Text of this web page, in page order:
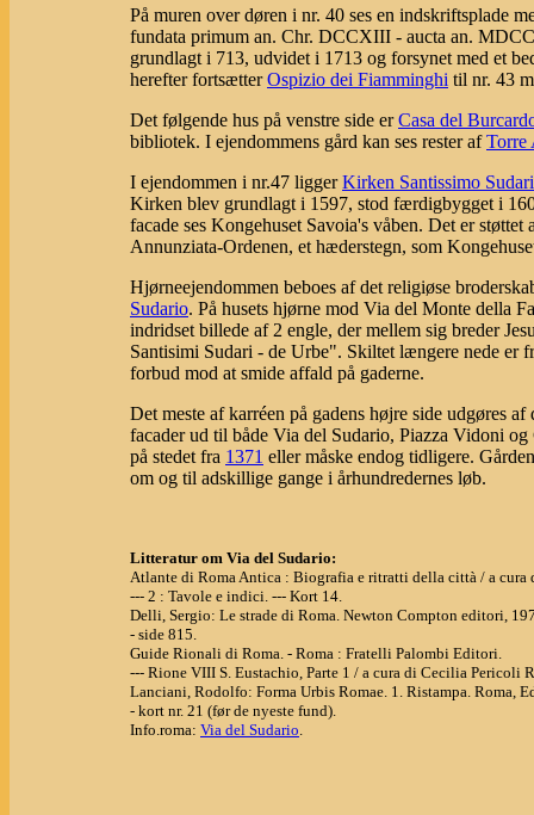
På muren over døren i nr. 40 ses en indskriftsplade
fundata primum an. Chr. DCCXIII - aucta an.
grundlagt i 713, udvidet i 1713 og forsynet med et
herefter fortsætterOspizio dei Fiamminghi til nr. 43
Det følgende hus på venstre side erCasa del
bibliotek. I ejendommens gård kan ses rester afTorre
I ejendommen i nr.47 liggerKirken Santissimo
Kirken blev grundlagt i 1597, stod færdigbygget i
facade ses Kongehuset Savoia's våben. Det er
Annunziata-Ordenen, et hæderstegn, som
Hjørneejendommen beboes af det religiøse
Sudario. På husets hjørne mod Via del Monte della
indridset billede af 2 engle, der mellem sig breder
Santisimi Sudari - de Urbe". Skiltet længere nede er
forbud mod at smide affald på gaderne.
Det meste af karréen på gadens højre side udgøres
facader ud til både Via del Sudario, Piazza Vidoni
på stedet fra 1371 eller måske endog tidligere.
om og til adskillige gange i århundredernes løb.
Litteratur om Via del Sudario:
Atlante di Roma Antica : Biografia e ritratti della città / a
--- 2 : Tavole e indici. --- Kort 14.
Delli, Sergio: Le strade di Roma. Newton Compton editori,
- side 815.
Guide Rionali di Roma. - Roma : Fratelli Palombi Editori.
--- Rione VIII S. Eustachio, Parte 1 / a cura di Cecilia
Lanciani, Rodolfo: Forma Urbis Romae. 1. Ristampa. Roma,
- kort nr. 21 (før de nyeste fund).
Info.roma: Via del Sudario.